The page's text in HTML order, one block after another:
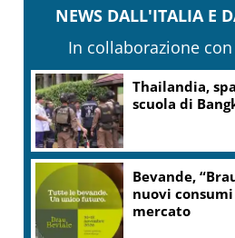
NEWS DALL'ITALIA E
In collaborazione con
Trump torna
Ius Soli,
Esodo, Aspi e
guida sicura in